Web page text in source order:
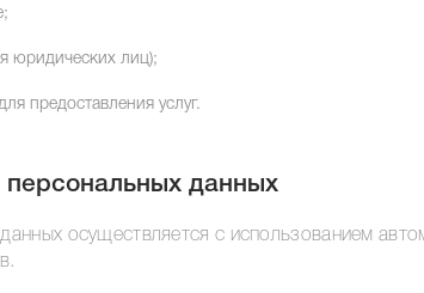
юридических лиц);
предоставления услуг.
данных
осуществляется с использованием